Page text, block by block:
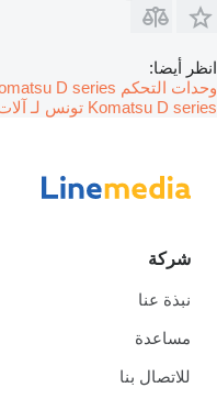
انظر أيضا:
وحدات التحكم Komatsu D series مصر لـ آلات البناء
Komatsu D series تونس لـ آلات البناء
شركة
نبذة عنا
مساعدة
للاتصال بنا